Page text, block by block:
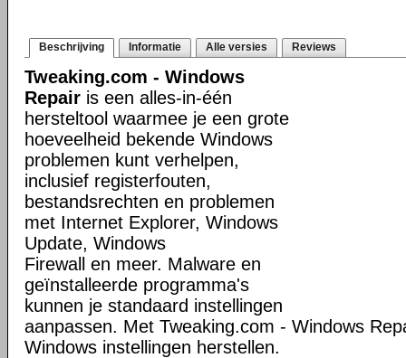
Beschrijving Informatie Alle versies Reviews
Tweaking.com - Windows
Repair is een alles-in-één
hersteltool waarmee je een grote
hoeveelheid bekende Windows
problemen kunt verhelpen,
inclusief registerfouten,
bestandsrechten en problemen
met Internet Explorer, Windows
Update, Windows
Firewall en meer. Malware en
geïnstalleerde programma's
kunnen je standaard instellingen
aanpassen. Met Tweaking.com - Windows
Windows instellingen herstellen.